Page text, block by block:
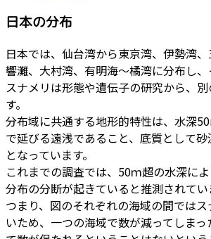
日本の分布
日本では、仙台湾から東京湾、伊勢湾
響灘、大村湾、有明海～橘湾に分布し
スナメリは形態や遺伝子の研究から、
す。
分布域に共通する地形的特性は、水深
で延びる遠浅であること、底質として
となっています。
これまでの調査では、50ｍ超の水深に
分布の分断が起きていると推測されてい
つまり、図のそれぞれの海域の間では
いため、一つの海域で数が減ってしま